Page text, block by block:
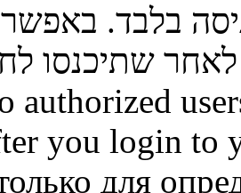
בלבד.
authorized
you login to
для